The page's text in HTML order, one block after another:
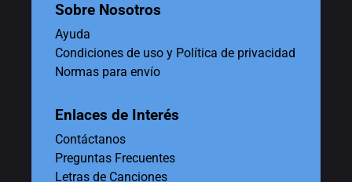
Sobre Nosotros
Ayuda
Condiciones de uso y Política de privacidad
Normas para envío
Enlaces de Interés
Contáctanos
Preguntas Frecuentes
Letras de Canciones